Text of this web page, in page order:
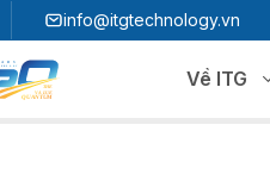
info@itgtechnology.vn
Về ITG